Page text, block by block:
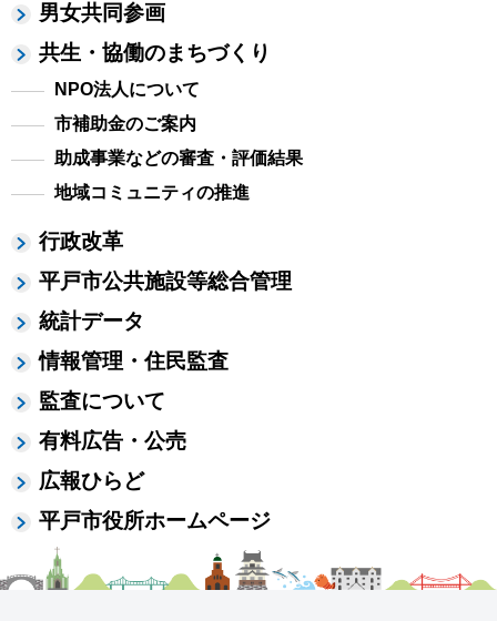
男女共同参画
共生・協働のまちづくり
NPO法人について
市補助金のご案内
助成事業などの審査・評価結果
地域コミュニティの推進
行政改革
平戸市公共施設等総合管理
統計データ
情報管理・住民監査
監査について
有料広告・公売
広報ひらど
平戸市役所ホームページ